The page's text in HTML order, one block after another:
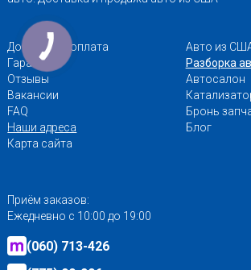
Доставка и оплата
Гарантии
Отзывы
Вакансии
FAQ
Наши адреса
Карта сайта
Авто из
Разборка
Автосалон
Бронь
Блог
Приём заказов:
Ежедневно с 10:00 до 19:00
(060) 713-426